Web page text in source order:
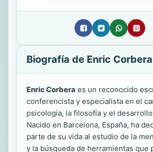
Biografía de Enric Corbera
Enric Corbera es un reconocido
conferencista y especialista en el
psicología, la filosofía y el
Nacido en Barcelona, España, ha
parte de su vida al estudio de la
y la búsqueda de herramientas que